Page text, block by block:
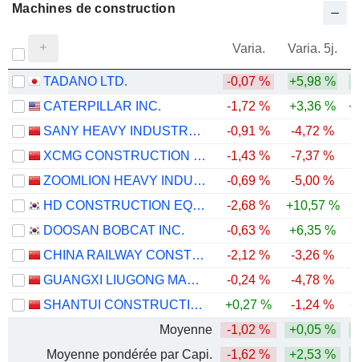
Machines de construction
Varia. Varia. 5j.
TADANO LTD. -0,07 % +5,98 %
CATERPILLAR INC.
-1,72 % +3,36 %
SANY HEAVY INDUSTRY CO.,LTD
-0,91 % -4,72 %
XCMG CONSTRUCTION MACHINERY CO., LTD.
-1,43 % -7,37 %
ZOOMLION HEAVY INDUSTRY SCIENCE AND TECHNOLOGY CO., LTD.
-0,69 % -5,00 %
HD CONSTRUCTION EQUIPMENT CO., LTD.
-2,68 % +10,57 %
DOOSAN BOBCAT INC.
-0,63 % +6,35 %
CHINA RAILWAY CONSTRUCTION HEAVY INDUSTRY CORPORATION LIMITED
-2,12 % -3,26 %
GUANGXI LIUGONG MACHINERY CO., LTD.
-0,24 % -4,78 %
SHANTUI CONSTRUCTION MACHINERY CO., LTD.
+0,27 % -1,24 %
Moyenne
-1,02 % +0,05 %
Moyenne pondérée par Capi.
-1,62 % +2,53 %